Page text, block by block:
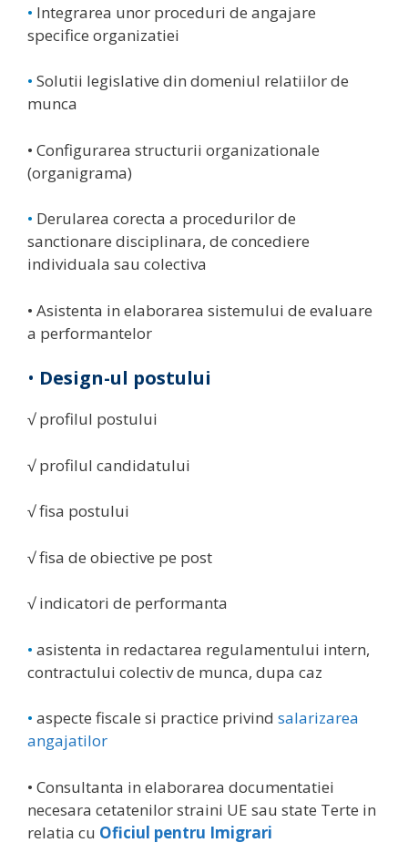
• Integrarea unor proceduri de angajare
specifice organizatiei
• Solutii legislative din domeniul relatiilor de
munca
• Configurarea structurii organizationale
(organigrama)
• Derularea corecta a procedurilor de
sanctionare disciplinara, de concediere
individuala sau colectiva
• Asistenta in elaborarea sistemului de evaluare
a performantelor
• Design-ul postului
√ profilul postului
√ profilul candidatului
√ fisa postului
√ fisa de obiective pe post
√ indicatori de performanta
• asistenta in redactarea regulamentului intern,
contractului colectiv de munca, dupa caz
• aspecte fiscale si practice privind salarizarea
angajatilor
• Consultanta in elaborarea documentatiei
necesara cetatenilor straini UE sau state Terte in
relatia cu Oficiul pentru Imigrari